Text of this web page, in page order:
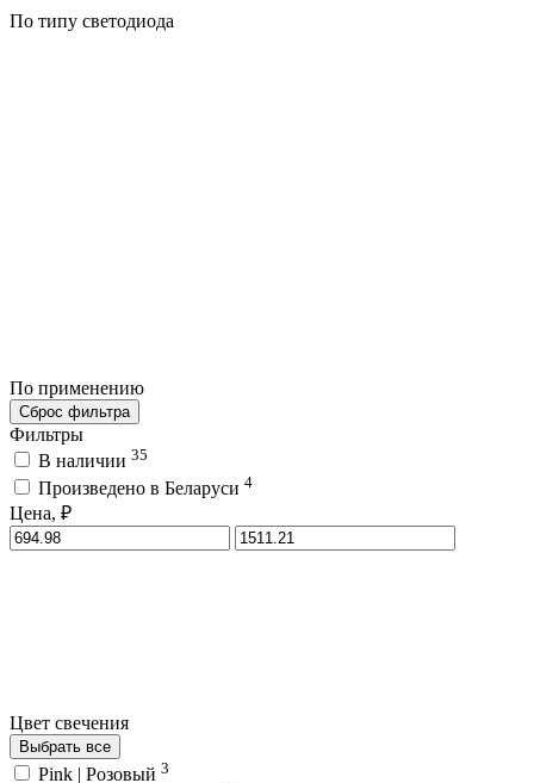
По типу светодиода
По применению
Сброс фильтра
Фильтры
В наличии 35
Произведено в Беларуси 4
Цена, ₽
Цвет свечения
Выбрать все
Pink | Розовый 3